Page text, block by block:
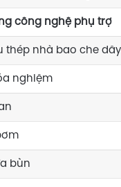
công nghệ phụ trợ
thép nhà bao che
nghiệm
bùn